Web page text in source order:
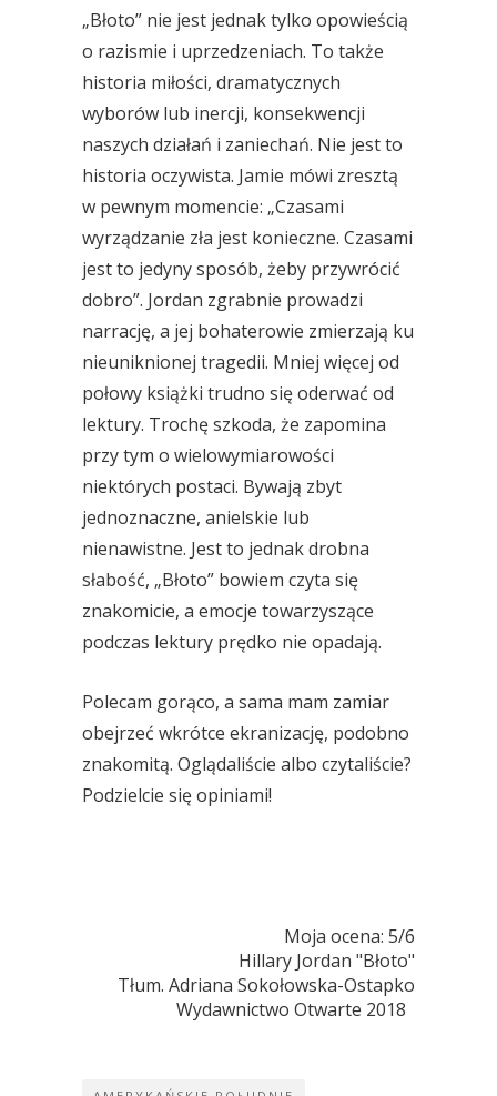
„Błoto” nie jest jednak tylko opowieścią
o razismie i uprzedzeniach. To także
historia miłości, dramatycznych
wyborów lub inercji, konsekwencji
naszych działań i zaniechań. Nie jest to
historia oczywista. Jamie mówi zresztą
w pewnym momencie: „Czasami
wyrządzanie zła jest konieczne. Czasami
jest to jedyny sposób, żeby przywrócić
dobro”. Jordan zgrabnie prowadzi
narrację, a jej bohaterowie zmierzają ku
nieuniknionej tragedii. Mniej więcej od
połowy książki trudno się oderwać od
lektury. Trochę szkoda, że zapomina
przy tym o wielowymiarowości
niektórych postaci. Bywają zbyt
jednoznaczne, anielskie lub
nienawistne. Jest to jednak drobna
słabość, „Błoto” bowiem czyta się
znakomicie, a emocje towarzyszące
podczas lektury prędko nie opadają.
Polecam gorąco, a sama mam zamiar
obejrzeć wkrótce ekranizację, podobno
znakomitą. Oglądaliście albo czytaliście?
Podzielcie się opiniami!
Moja ocena: 5/6
Hillary Jordan "Błoto"
Tłum. Adriana Sokołowska-Ostapko
Wydawnictwo Otwarte 2018